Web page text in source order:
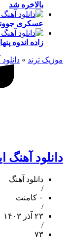
بالاخره شد
عسکری
زاده اندوه
موزیک ترند »
دانلود آهنگ
دانلود آهنگ
/
۰ کامنت
/
۲۳ آذر ۱۴۰۳
/
۷۳